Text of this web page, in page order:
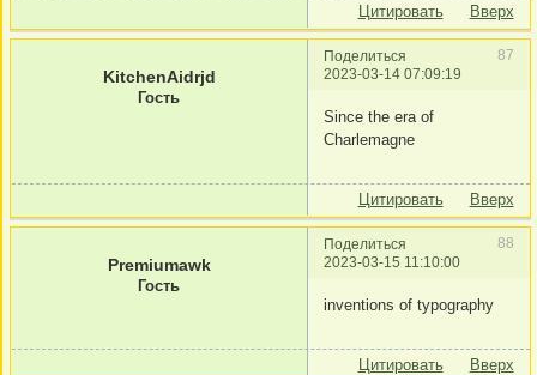
Цитировать Вверх
Поделиться
87
2023-03-14 07:09:19
KitchenAidrjd
Гость
Since the era of
Charlemagne
Цитировать Вверх
Поделиться
88
2023-03-15 11:10:00
Premiumawk
Гость
inventions of typography
Цитировать Вверх